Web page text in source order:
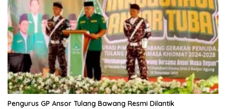
Pengurus GP Ansor Tulang Bawang Resmi Dilantik